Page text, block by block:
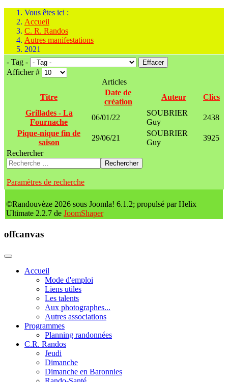
Vous êtes ici :
Accueil
C. R. Randos
Autres manifestations
2021
- Tag -
Effacer
Afficher #
Articles
Titre
Date de
création
Auteur
Clics
Grillades - La
Fournache
06/01/22
SOUBRIER
Guy
2438
Pique-nique fin de
saison
29/06/21
SOUBRIER
Guy
3925
Rechercher
Rechercher
Paramètres de recherche
©Randouvèze 2026 sous Joomla! 6.1.2; propulsé par Helix
Ultimate 2.2.7 de JoomShaper
offcanvas
Accueil
Mode d'emploi
Liens utiles
Les talents
Aux photographes...
Autres associations
Programmes
Planning randonnées
C.R. Randos
Jeudi
Dimanche
Dimanche en Baronnies